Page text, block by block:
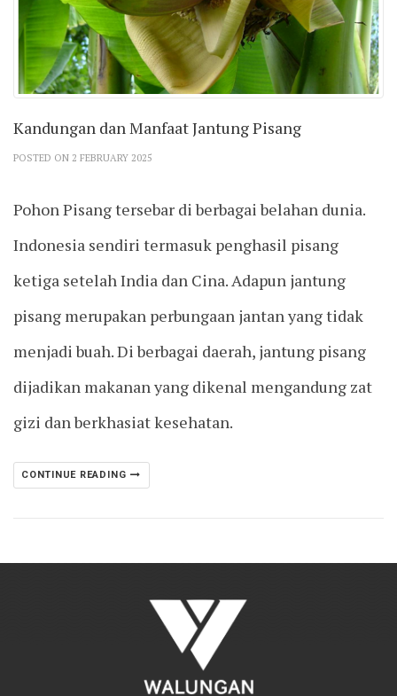
Kandungan dan Manfaat Jantung Pisang
POSTED ON 2 FEBRUARY 2025
Pohon Pisang tersebar di berbagai belahan dunia.
Indonesia sendiri termasuk penghasil pisang
ketiga setelah India dan Cina. Adapun jantung
pisang merupakan perbungaan jantan yang tidak
menjadi buah. Di berbagai daerah, jantung pisang
dijadikan makanan yang dikenal mengandung zat
gizi dan berkhasiat kesehatan.
CONTINUE READING